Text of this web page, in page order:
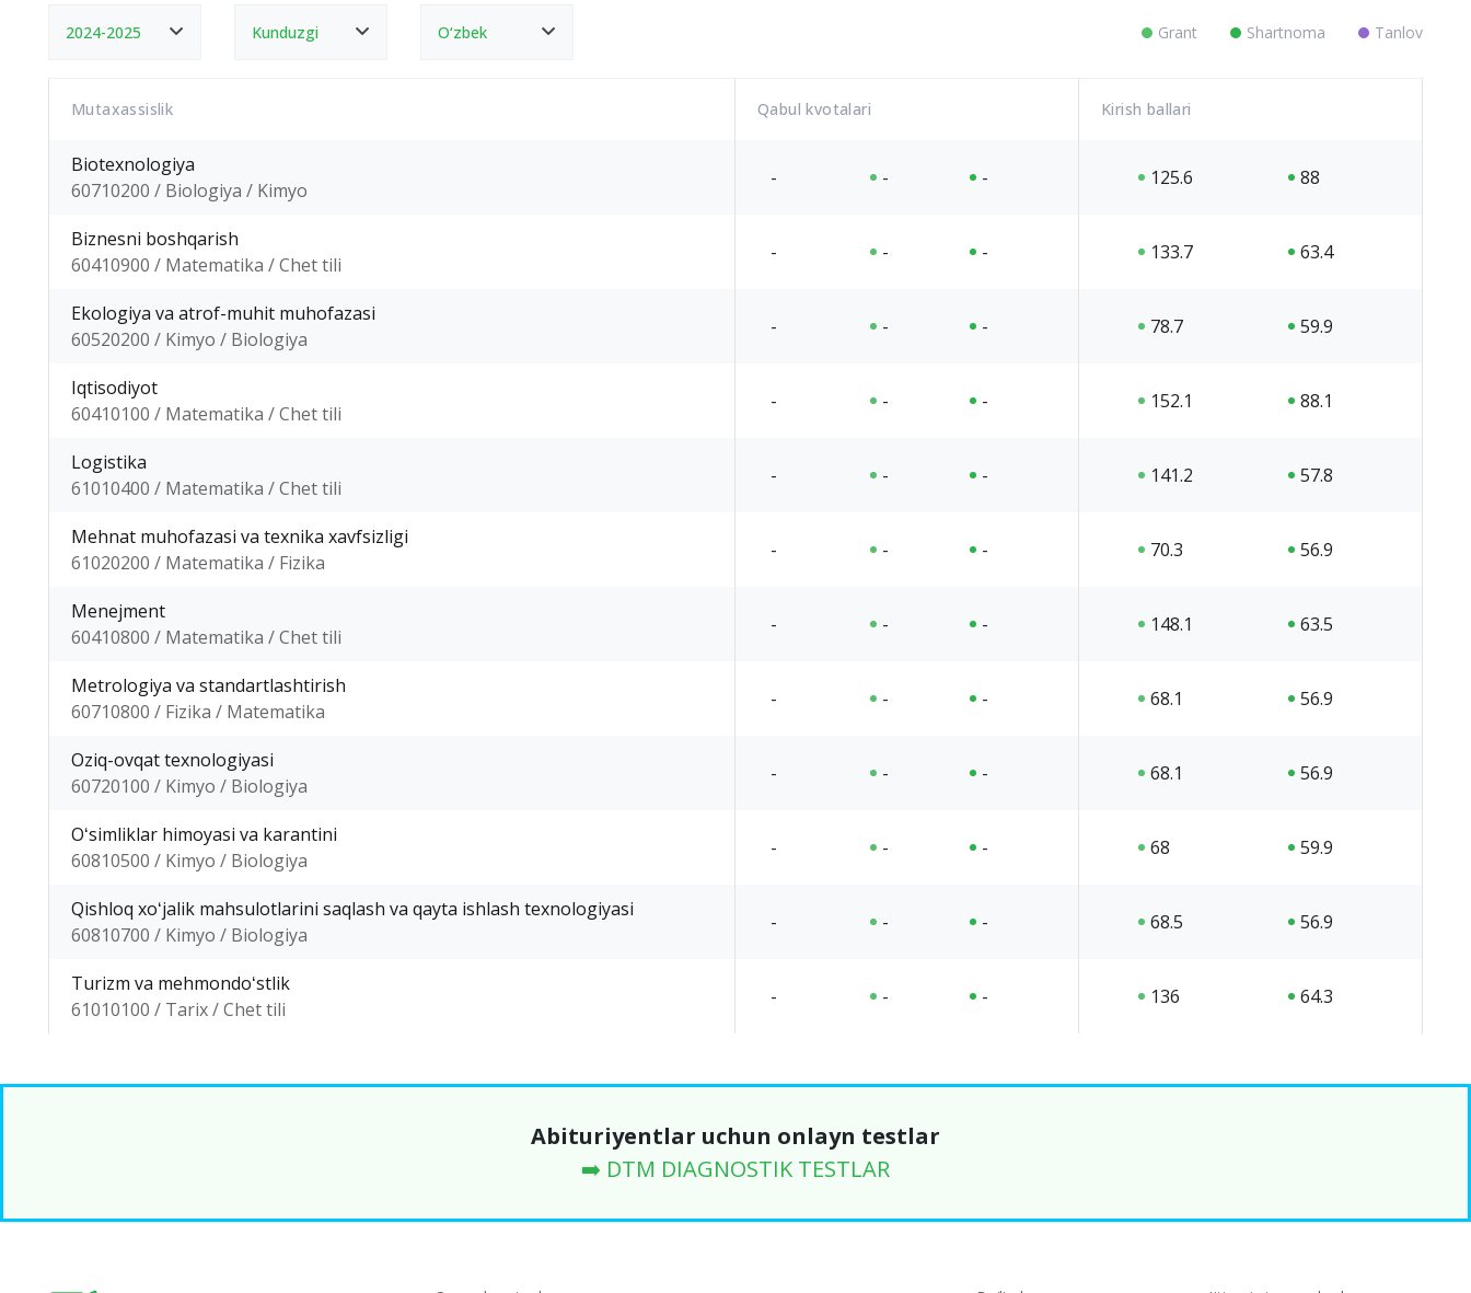
2024-2025 Kunduzgi O‘zbek Grant Shartnoma Tanlov
Mutaxassislik Qabul kvotalari Kirish ballari
Biotexnologiya
60710200 / Biologiya / Kimyo
- - - 125.6 88
Biznesni boshqarish
60410900 / Matematika / Chet tili
- - - 133.7 63.4
Ekologiya va atrof-muhit muhofazasi
60520200 / Kimyo / Biologiya
- - - 78.7 59.9
Iqtisodiyot
60410100 / Matematika / Chet tili
- - - 152.1 88.1
Logistika
61010400 / Matematika / Chet tili
- - - 141.2 57.8
Mehnat muhofazasi va texnika xavfsizligi
61020200 / Matematika / Fizika
- - - 70.3 56.9
Menejment
60410800 / Matematika / Chet tili
- - - 148.1 63.5
Metrologiya va standartlashtirish
60710800 / Fizika / Matematika
- - - 68.1 56.9
Oziq-ovqat texnologiyasi
60720100 / Kimyo / Biologiya
- - - 68.1 56.9
Oʻsimliklar himoyasi va karantini
60810500 / Kimyo / Biologiya
- - - 68 59.9
Qishloq xoʻjalik mahsulotlarini saqlash va qayta ishlash texnologiyasi
60810700 / Kimyo / Biologiya
- - - 68.5 56.9
Turizm va mehmondoʻstlik
61010100 / Tarix / Chet tili
- - - 136 64.3
Abituriyentlar uchun onlayn testlar
➡️ DTM DIAGNOSTIK TESTLAR